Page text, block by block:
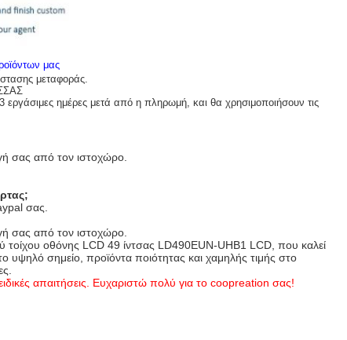
μας
μεταφοράς.
ημέρες μετά από η πληρωμή, και θα χρησιμοποιήσουν τις
σας από τον ιστοχώρο.
σας.
σας από τον ιστοχώρο.
τοίχου οθόνης LCD 49 ίντσας LD490EUN-UHB1 LCD, που καλεί
υψηλό σημείο, προϊόντα ποιότητας και χαμηλής τιμής στο
απαιτήσεις. Ευχαριστώ πολύ για το coopreation σας!